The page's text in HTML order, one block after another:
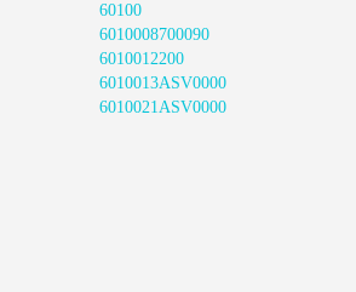
60100
6010008700090
6010012200
6010013ASV0000
6010021ASV0000